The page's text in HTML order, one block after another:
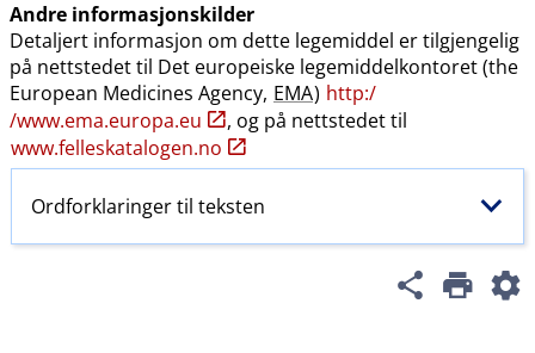
Andre informasjonskilder
Detaljert informasjon om dette legemiddel er tilgjengelig
på nettstedet til Det europeiske legemiddelkontoret (the
European Medicines Agency, EMA) http:​/​
/www.ema.europa.eu
, og på nettstedet til
www.felleskatalogen.no
Ordforklaringer til teksten